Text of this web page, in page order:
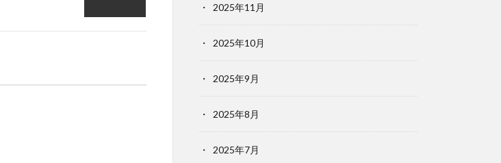
2025年11月
2025年10月
2025年9月
2025年8月
2025年7月